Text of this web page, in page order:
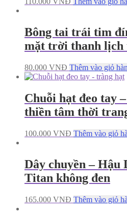
Bông tai trái tim
mặt trời thanh lịch
80.000 VNĐ Thêm vào giỏ
Chuỗi hạt đeo tay
thiền tâm thời
100.000 VNĐ Thêm vào giỏ
Dây chuyền – Hậu
Titan không đen
165.000 VNĐ Thêm vào giỏ